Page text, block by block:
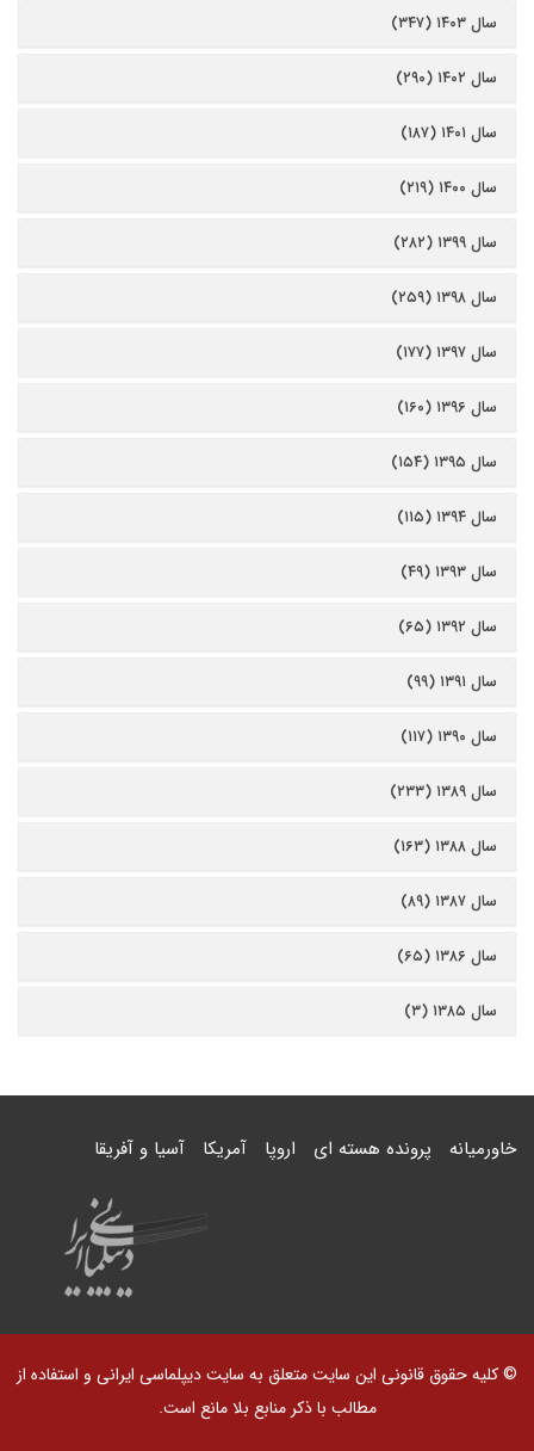
سال ۱۴۰۳ (۳۴۷)
سال ۱۴۰۲ (۲۹۰)
سال ۱۴۰۱ (۱۸۷)
سال ۱۴۰۰ (۲۱۹)
سال ۱۳۹۹ (۲۸۲)
سال ۱۳۹۸ (۲۵۹)
سال ۱۳۹۷ (۱۷۷)
سال ۱۳۹۶ (۱۶۰)
سال ۱۳۹۵ (۱۵۴)
سال ۱۳۹۴ (۱۱۵)
سال ۱۳۹۳ (۴۹)
سال ۱۳۹۲ (۶۵)
سال ۱۳۹۱ (۹۹)
سال ۱۳۹۰ (۱۱۷)
سال ۱۳۸۹ (۲۳۳)
سال ۱۳۸۸ (۱۶۳)
سال ۱۳۸۷ (۸۹)
سال ۱۳۸۶ (۶۵)
سال ۱۳۸۵ (۳)
خاورمیانه پرونده هسته ای اروپا آمریکا آسیا و آفریقا
© کلیه حقوق قانونی این سایت متعلق به سایت دیپلماسی ایرانی و استفاده از
مطالب با ذکر منابع بلا مانع است.